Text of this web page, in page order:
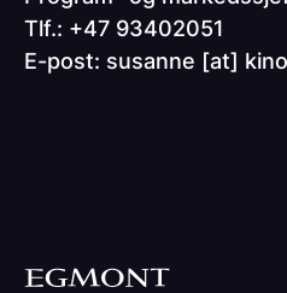
Tlf.: +47 93402051
E-post: susanne [at]